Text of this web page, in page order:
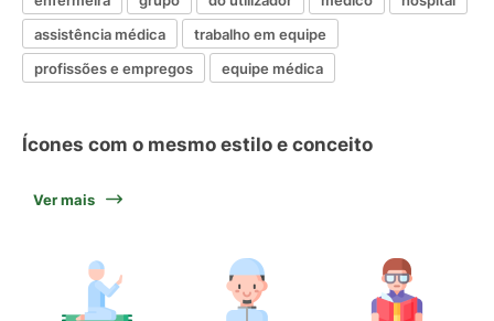
assistência médica
trabalho em equipe
profissões e empregos
equipe médica
Ícones com o mesmo estilo e conceito
Ver mais